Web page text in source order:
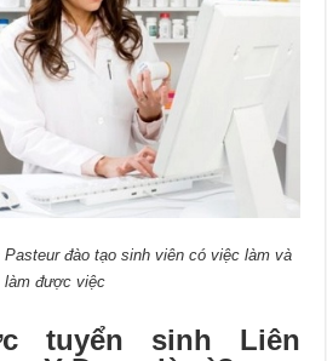
đào tạo sinh viên có việc làm và
làm được việc
tuyển sinh Liên